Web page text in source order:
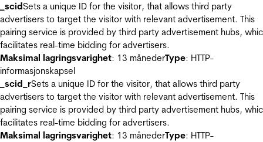
_scidSets a unique ID for the visitor, that allows third party
advertisers to target the visitor with relevant advertisement. This
pairing service is provided by third party advertisement hubs,
facilitates real-time bidding for advertisers.
Maksimal lagringsvarighet: 13 månederType: HTTP-
informasjonskapsel
_scid_rSets a unique ID for the visitor, that allows third party
advertisers to target the visitor with relevant advertisement. This
pairing service is provided by third party advertisement hubs,
facilitates real-time bidding for advertisers.
Maksimal lagringsvarighet: 13 månederType: HTTP-